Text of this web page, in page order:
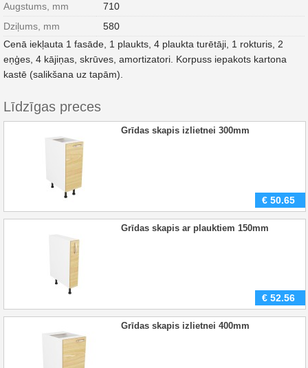
Augstums, mm
710
Dziļums, mm
580
Cenā iekļauta 1 fasāde, 1 plaukts, 4 plaukta turētāji, 1 rokturis, 2
eņģes, 4 kājiņas, skrūves, amortizatori. Korpuss iepakots kartona
kastē (salikšana uz tapām).
Līdzīgas preces
Grīdas skapis izlietnei 300mm
€ 50.65
Grīdas skapis ar plauktiem 150mm
€ 52.56
Grīdas skapis izlietnei 400mm